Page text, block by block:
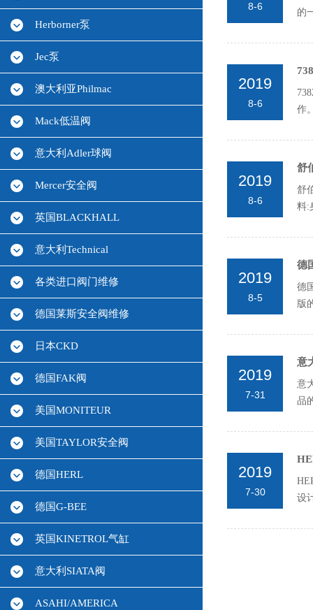
Herborner泵
Jec泵
澳大利亚Philmac
Mack低温阀
意大利Adler球阀
Mercer安全阀
英国BLACKHALL
意大利Technical
各类进口阀门维修
德国莱斯安全阀维修
日本CKD
德国FAK阀
美国MONITEUR
美国TAYLOR安全阀
德国HERL
德国G-BEE
英国KINETROL气缸
意大利SIATA阀
ASAHI/AMERICA
8-6
的
2019
8-6
作
2019
8-6
舒
舒
料:
2019
8-5
德
德
版
2019
7-31
意
意
品
2019
7-30
设